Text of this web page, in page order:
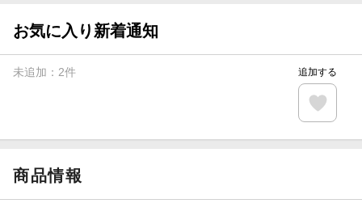
が当たる！
楽天モバイル紹介キャンペーンの拡散で300円OFFクーポン
条件達成で楽天限定・宝塚歌劇 宙組貸切公演ペアチケット
お気に入り新着通知
未追加： 2件 追加する
商品情報